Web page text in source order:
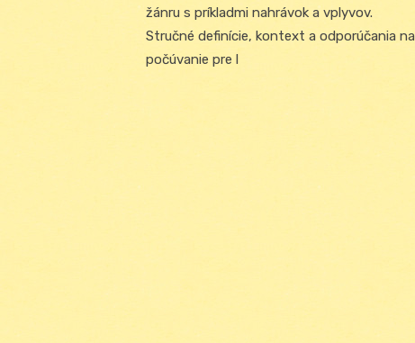
žánru s príkladmi nahrávok a vplyvov.
Stručné definície, kontext a odporúčania na
počúvanie pre l